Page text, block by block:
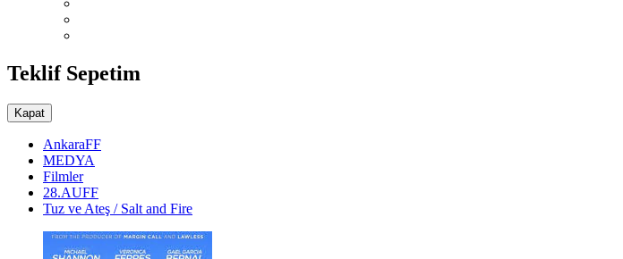
Teklif Sepetim
Kapat
AnkaraFF
MEDYA
Filmler
28.AUFF
Tuz ve Ateş / Salt and Fire